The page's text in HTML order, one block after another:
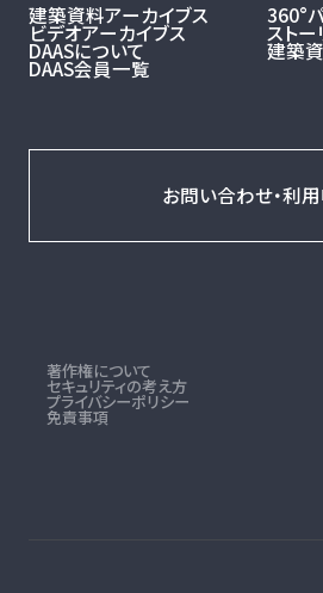
建築資料アーカイブス 360°
ビデオアーカイブス スト
DAASについて 建築
DAAS会員一覧
お問い合わせ・利
著作権について
セキュリティの考え方
プライバシーポリシー
免責事項